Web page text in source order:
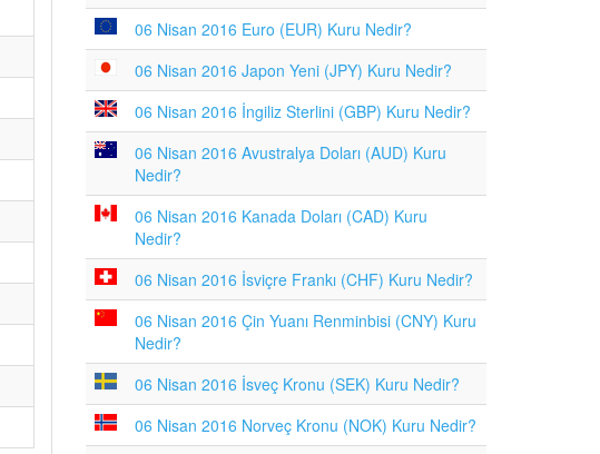
06 Nisan 2016 Euro (EUR) Kuru Nedir?
06 Nisan 2016 Japon Yeni (JPY) Kuru Nedir?
06 Nisan 2016 İngiliz Sterlini (GBP) Kuru Nedir?
06 Nisan 2016 Avustralya Doları (AUD) Kuru
Nedir?
06 Nisan 2016 Kanada Doları (CAD) Kuru
Nedir?
06 Nisan 2016 İsviçre Frankı (CHF) Kuru Nedir?
06 Nisan 2016 Çin Yuanı Renminbisi (CNY) Kuru
Nedir?
06 Nisan 2016 İsveç Kronu (SEK) Kuru Nedir?
06 Nisan 2016 Norveç Kronu (NOK) Kuru Nedir?